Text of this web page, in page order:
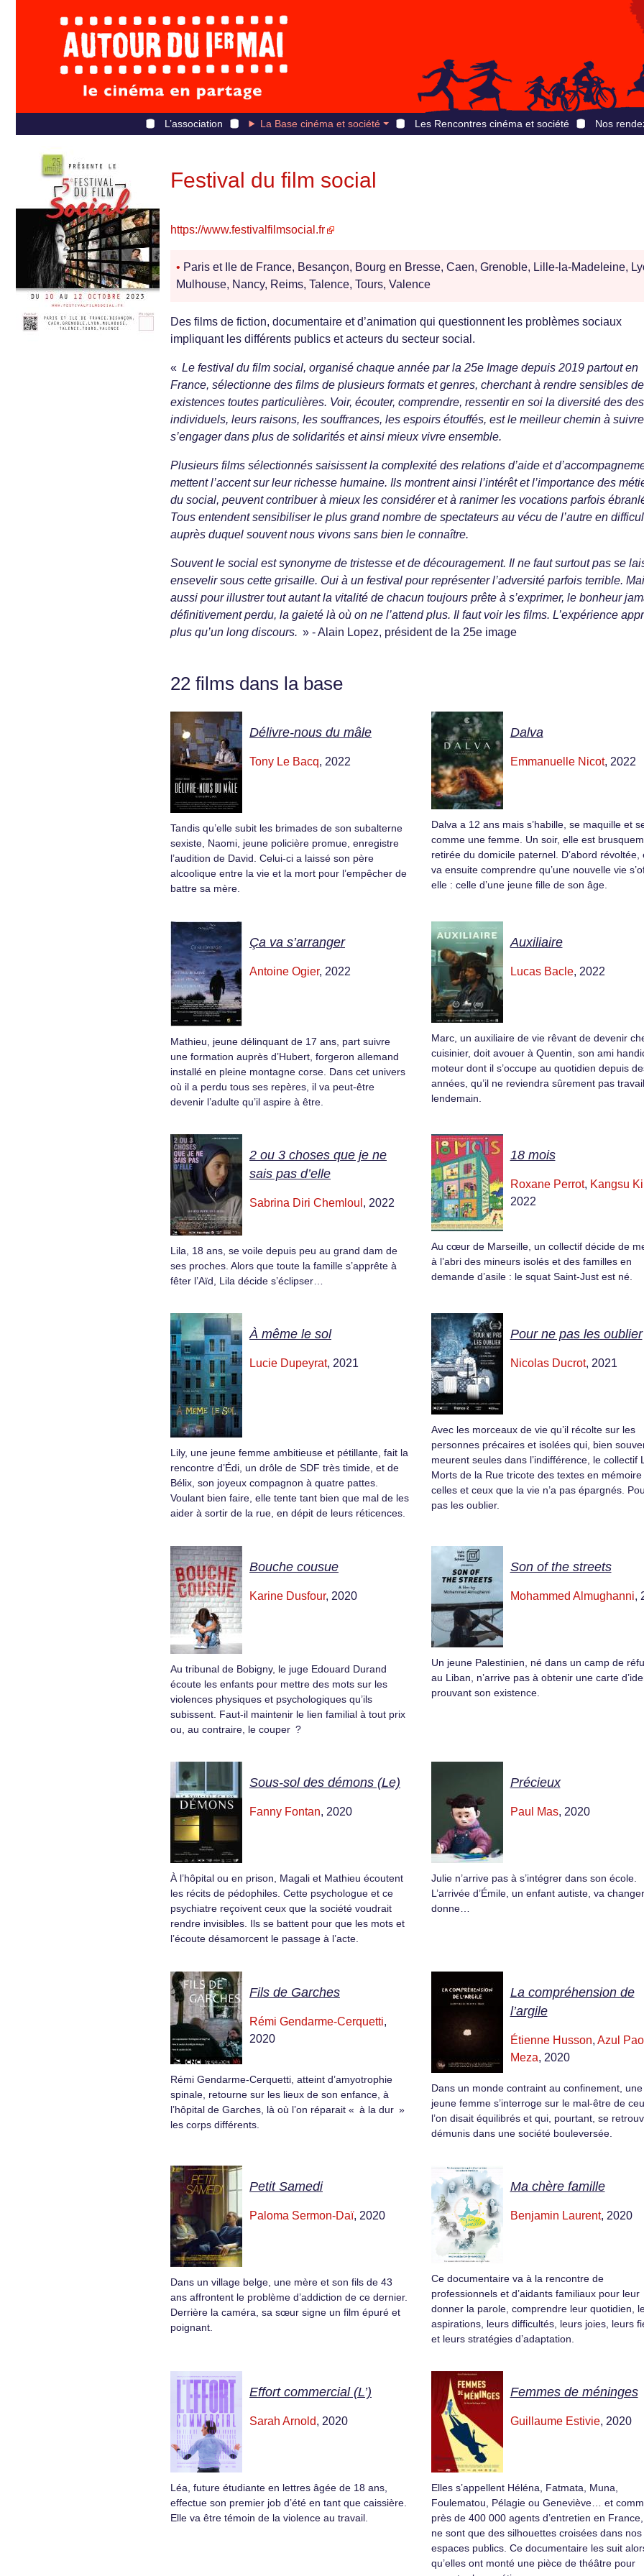
L’association La Base cinéma et société Les Rencontres cinéma et société Nos
Festival du film social
https://www.festivalfilmsocial.fr
• Paris et Ile de France, Besançon, Bourg en Bresse, Caen, Grenoble, Lille-la-Madeleine,
Mulhouse, Nancy, Reims, Talence, Tours, Valence
Des films de fiction, documentaire et d’animation qui questionnent les problèmes sociaux
impliquant les différents publics et acteurs du secteur social.
« Le festival du film social, organisé chaque année par la 25e Image depuis 2019 partout en
France, sélectionne des films de plusieurs formats et genres, cherchant à rendre sensibles
existences toutes particulières. Voir, écouter, comprendre, ressentir en soi la diversité des
individuels, leurs raisons, les souffrances, les espoirs étouffés, est le meilleur chemin à
s’engager dans plus de solidarités et ainsi mieux vivre ensemble.
Plusieurs films sélectionnés saisissent la complexité des relations d’aide et
mettent l’accent sur leur richesse humaine. Ils montrent ainsi l’intérêt et l’importance des
du social, peuvent contribuer à mieux les considérer et à ranimer les vocations parfois
Tous entendent sensibiliser le plus grand nombre de spectateurs au vécu de l’autre en
auprès duquel souvent nous vivons sans bien le connaître.
Souvent le social est synonyme de tristesse et de découragement. Il ne faut surtout pas se
ensevelir sous cette grisaille. Oui à un festival pour représenter l’adversité parfois terrible.
aussi pour illustrer tout autant la vitalité de chacun toujours prête à s’exprimer, le bonheur
définitivement perdu, la gaieté là où on ne l’attend plus. Il faut voir les films. L’expérience
plus qu’un long discours. » - Alain Lopez, président de la 25e image
22 films dans la base
Délivre-nous du mâle
Tony Le Bacq, 2022
Tandis qu’elle subit les brimades de son subalterne
sexiste, Naomi, jeune policière promue, enregistre
l’audition de David. Celui-ci a laissé son père
alcoolique entre la vie et la mort pour l’empêcher de
battre sa mère.
Dalva
Emmanuelle Nicot, 2022
Dalva a 12 ans mais s’habille, se maquille et
comme une femme. Un soir, elle est
retirée du domicile paternel. D’abord révoltée,
va ensuite comprendre qu’une nouvelle vie
elle : celle d’une jeune fille de son âge.
Ça va s’arranger
Antoine Ogier, 2022
Mathieu, jeune délinquant de 17 ans, part suivre
une formation auprès d’Hubert, forgeron allemand
installé en pleine montagne corse. Dans cet univers
où il a perdu tous ses repères, il va peut-être
devenir l’adulte qu’il aspire à être.
Auxiliaire
Lucas Bacle, 2022
Marc, un auxiliaire de vie rêvant de devenir
cuisinier, doit avouer à Quentin, son ami
moteur dont il s’occupe au quotidien depuis
années, qu’il ne reviendra sûrement pas
lendemain.
2 ou 3 choses que je ne
sais pas d’elle
Sabrina Diri Chemloul , 2022
Lila, 18 ans, se voile depuis peu au grand dam de
ses proches. Alors que toute la famille s’apprête à
fêter l’Aïd, Lila décide s’éclipser…
18 mois
Roxane Perrot, Kangsu
2022
Au cœur de Marseille, un collectif décide de
à l’abri des mineurs isolés et des familles en
demande d’asile : le squat Saint-Just est né.
À même le sol
Lucie Dupeyrat, 2021
Lily, une jeune femme ambitieuse et pétillante, fait la
rencontre d’Édi, un drôle de SDF très timide, et de
Bélix, son joyeux compagnon à quatre pattes.
Voulant bien faire, elle tente tant bien que mal de les
aider à sortir de la rue, en dépit de leurs réticences.
Pour ne pas les oublier
Nicolas Ducrot, 2021
Avec les morceaux de vie qu’il récolte sur les
personnes précaires et isolées qui, bien
meurent seules dans l’indifférence, le collectif
Morts de la Rue tricote des textes en mémoire
celles et ceux que la vie n’a pas épargnés.
pas les oublier.
Bouche cousue
Karine Dusfour, 2020
Au tribunal de Bobigny, le juge Edouard Durand
écoute les enfants pour mettre des mots sur les
violences physiques et psychologiques qu’ils
subissent. Faut-il maintenir le lien familial à tout prix
ou, au contraire, le couper ?
Son of the streets
Mohammed Almughanni,
Un jeune Palestinien, né dans un camp de
au Liban, n’arrive pas à obtenir une carte
prouvant son existence.
Sous-sol des démons (Le)
Fanny Fontan, 2020
À l’hôpital ou en prison, Magali et Mathieu écoutent
les récits de pédophiles. Cette psychologue et ce
psychiatre reçoivent ceux que la société voudrait
rendre invisibles. Ils se battent pour que les mots et
l’écoute désamorcent le passage à l’acte.
Précieux
Paul Mas, 2020
Julie n’arrive pas à s’intégrer dans son école.
L’arrivée d’Émile, un enfant autiste, va
donne…
Fils de Garches
Rémi Gendarme-Cerquetti,
2020
Rémi Gendarme-Cerquetti, atteint d’amyotrophie
spinale, retourne sur les lieux de son enfance, à
l’hôpital de Garches, là où l’on réparait « à la dur »
les corps différents.
La compréhension de
l’argile
Étienne Husson, Azul
Meza, 2020
Dans un monde contraint au confinement, une
jeune femme s’interroge sur le mal-être de
l’on disait équilibrés et qui, pourtant, se
démunis dans une société bouleversée.
Petit Samedi
Paloma Sermon-Daï, 2020
Dans un village belge, une mère et son fils de 43
ans affrontent le problème d’addiction de ce dernier.
Derrière la caméra, sa sœur signe un film épuré et
poignant.
Ma chère famille
Benjamin Laurent, 2020
Ce documentaire va à la rencontre de
professionnels et d’aidants familiaux pour leur
donner la parole, comprendre leur quotidien,
aspirations, leurs difficultés, leurs joies, leurs
et leurs stratégies d’adaptation.
Effort commercial (L’)
Sarah Arnold, 2020
Léa, future étudiante en lettres âgée de 18 ans,
effectue son premier job d’été en tant que caissière.
Elle va être témoin de la violence au travail.
Femmes de méninges
Guillaume Estivie, 2020
Elles s’appellent Héléna, Fatmata, Muna,
Foulematou, Pélagie ou Geneviève… et
près de 400 000 agents d’entretien en
ne sont que des silhouettes croisées dans nos
espaces publics. Ce documentaire les suit
qu’elles ont monté une pièce de théâtre pour